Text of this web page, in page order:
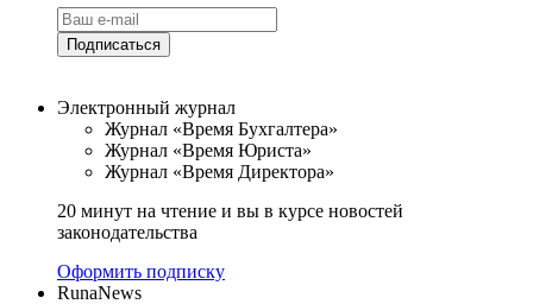
Подписаться
Электронный журнал
Журнал «Время Бухгалтера»
Журнал «Время Юриста»
Журнал «Время Директора»
20 минут на чтение и вы в курсе новостей
законодательства
Оформить подписку
RunaNews